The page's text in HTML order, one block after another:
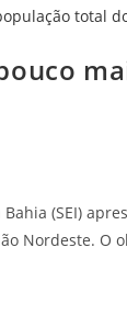
(SEI)
Nordeste. O